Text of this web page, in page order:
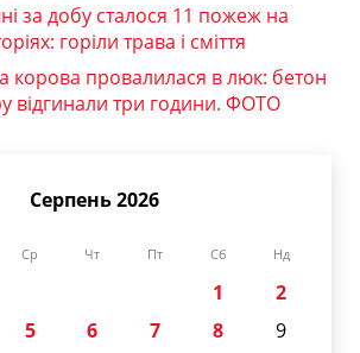
за добу сталося 11 пожеж на
горіли трава і сміття
корова провалилася в люк: бетон
відгинали три години. ФОТО
Серпень 2026
Ср Чт Пт Сб Нд
1
2
5 6 7 8
9